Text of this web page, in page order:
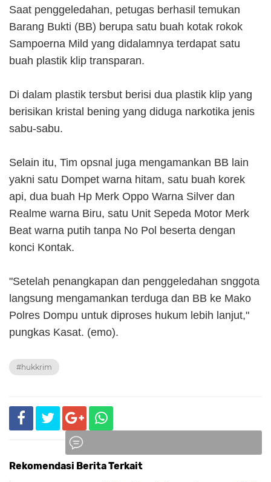
Saat penggeledahan, petugas berhasil temukan
Barang Bukti (BB) berupa satu buah kotak rokok
Sampoerna Mild yang didalamnya terdapat satu
buah plastik klip transparan.
Di dalam plastik tersbut berisi dua plastik klip yang
berisikan kristal bening yang diduga narkotika jenis
sabu-sabu.
Selain itu, Tim opsnal juga mengamankan BB lain
yakni satu Dompet warna hitam, satu buah korek
api, dua buah Hp Merk Oppo Warna Silver dan
Realme warna Biru, satu Unit Sepeda Motor Merk
Beat warna putih tanpa No Pol beserta dengan
konci Kontak.
"Setelah penangkapan dan penggeledahan snggota
langsung mengamankan terduga dan BB ke Mako
Polres Dompu untuk diproses hukum lebih lanjut,"
pungkas Kasat. (emo).
#hukkrim
Rekomendasi Berita Terkait